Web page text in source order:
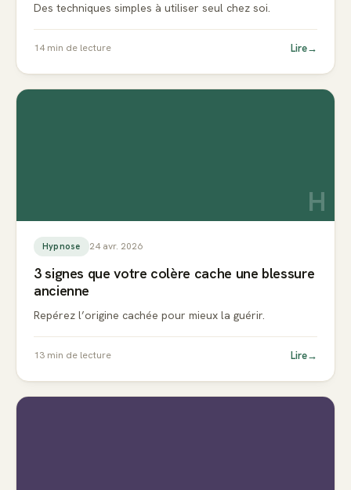
Des techniques simples à utiliser seul chez soi.
14min de lecture Lire→
H
Hypnose 24 avr. 2026
3 signes que votre colère cache une blessure
ancienne
Repérez l’origine cachée pour mieux la guérir.
13 min de lecture Lire→